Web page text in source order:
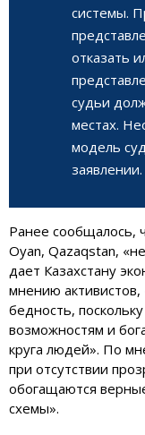
системы.
отказать
судьи
местах.
модель
заявлении.
Ранее сообщалось,
Oyan, Qazaqstan,
дает Казахстану
мнению активистов,
бедность,
возможностям и
круга людей». По
при отсутствии
обогащаются
схемы».